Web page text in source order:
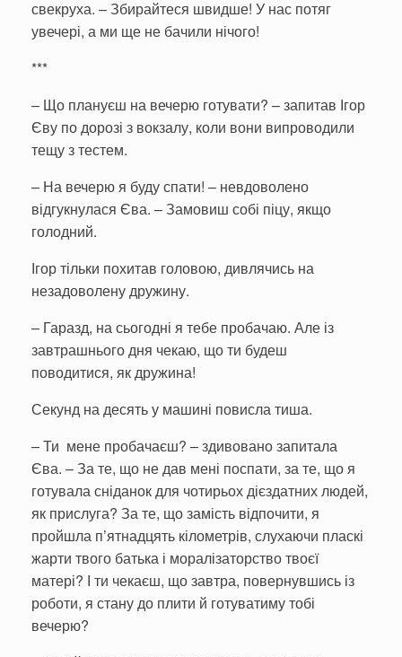
свекруха. – Збирайтеся швидше! У нас потяг
увечері, а ми ще не бачили нічого!
***
– Що плануєш на вечерю готувати? – запитав Ігор
Єву по дорозі з вокзалу, коли вони випроводили
тещу з тестем.
– На вечерю я буду спати! – невдоволено
відгукнулася Єва. – Замовиш собі піцу, якщо
голодний.
Ігор тільки похитав головою, дивлячись на
незадоволену дружину.
– Гаразд, на сьогодні я тебе пробачаю. Але із
завтрашнього дня чекаю, що ти будеш
поводитися, як дружина!
Секунд на десять у машині повисла тиша.
– Ти мене пробачаєш? – здивовано запитала
Єва. – За те, що не дав мені поспати, за те, що я
готувала сніданок для чотирьох дієздатних людей,
як прислуга? За те, що замість відпочити, я
пройшла п’ятнадцять кілометрів, слухаючи пласкі
жарти твого батька і моралізаторство твоєї
матері? І ти чекаєш, що завтра, повернувшись із
роботи, я стану до плити й готуватиму тобі
вечерю?